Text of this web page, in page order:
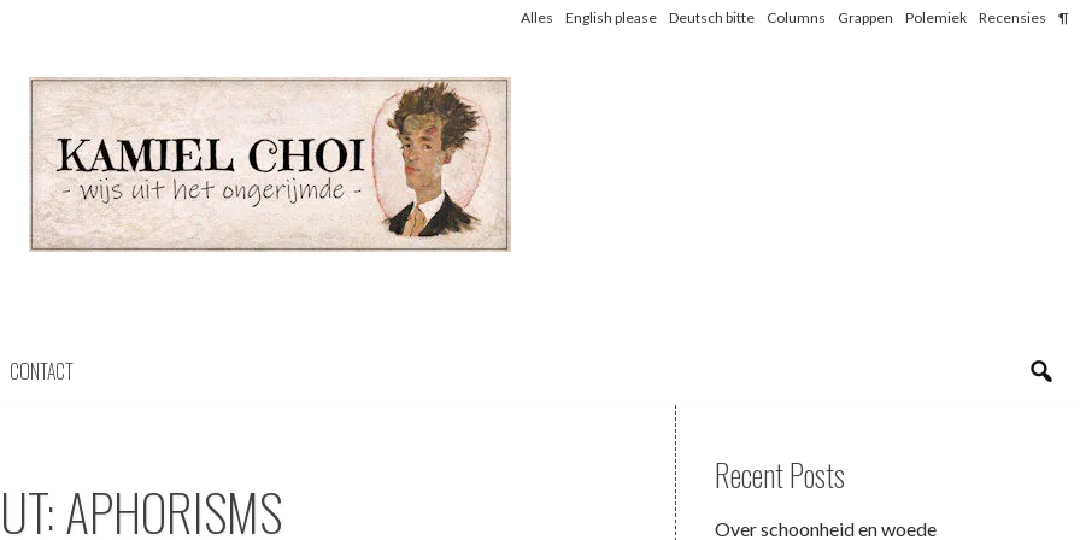
Alles English please Deutsch bitte Columns Grappen Polemiek Recensies ¶
CONTACT
APHORISMS Recent Posts
Over schoonheid en woede